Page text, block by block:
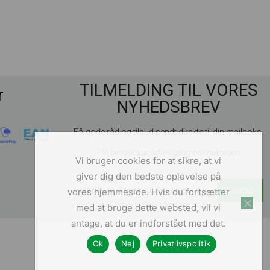
TILMELDING TIL VORES
NYHEDSBREV
Få gode råd og tilbud sendt direkte til din mailboks.
Vi bruger cookies for at sikre, at vi
giver dig den bedste oplevelse på
vores hjemmeside. Hvis du fortsætter
med at bruge dette websted, vil vi
antage, at du er indforstået med det.
Ok Nej Privatlivspolitik